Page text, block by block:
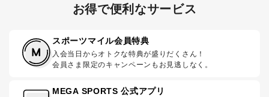
お得で便利なサービス
スポーツマイル会員特典
入会当日からオトクな特典が盛りだくさん！
会員さま限定のキャンペーンもお見逃しなく。
MEGA SPORTS 公式アプリ